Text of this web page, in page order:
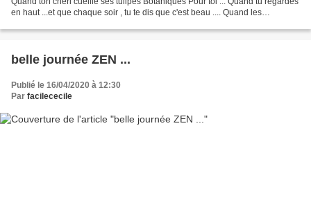
en haut ...et que chaque soir , tu te dis que c'est beau .... Quand les
belle journée ZEN ...
Publié le 16/04/2020 à 12:30
Par facilececile